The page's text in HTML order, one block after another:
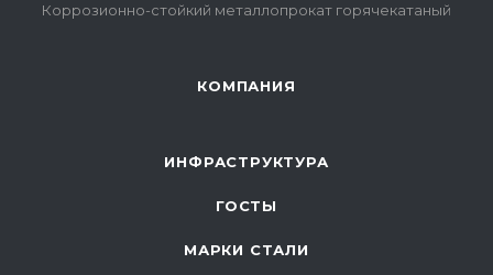
Коррозионно-стойкий металлопрокат горячекатаный
КОМПАНИЯ
ИНФРАСТРУКТУРА
ГОСТЫ
МАРКИ СТАЛИ